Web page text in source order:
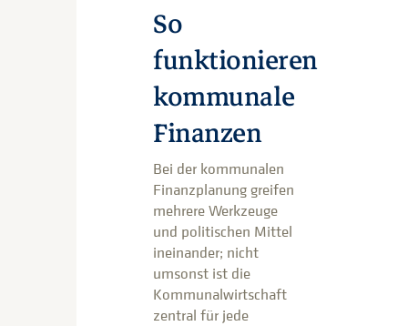
So
funktionieren
kommunale
Finanzen
Bei der kommunalen
Finanzplanung greifen
mehrere Werkzeuge
und politischen Mittel
ineinander; nicht
umsonst ist die
Kommunalwirtschaft
zentral für jede